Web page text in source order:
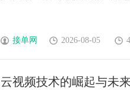
接单网 2026-08-05
云视频技术的崛起与未